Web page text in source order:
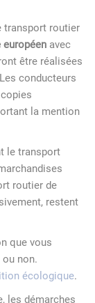
transport routier
avec
être réalisées
conducteurs
la mention
le transport
routier de
restent
que vous
non.
écologique.
les démarches